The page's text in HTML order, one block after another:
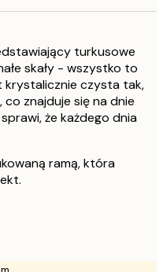
turkusowe
skały - wszystko to
krystalicznie czysta tak,
znajduje się na dnie
że każdego dnia
ramą, która